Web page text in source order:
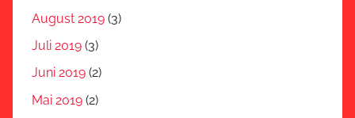
August 2019 (3)
Juli 2019 (3)
Juni 2019 (2)
Mai 2019 (2)